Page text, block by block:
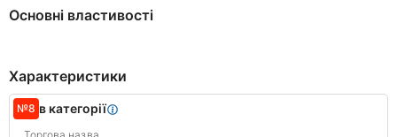
Основні властивості
Характеристики
№8 в категорії